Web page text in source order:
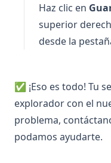
Haz clic en
superior
desde la
✅ ¡Eso es todo! Tu
explorador con el
problema,
podamos ayudarte.